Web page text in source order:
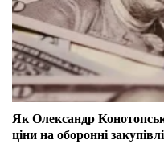
Як Олександр
ціни на оборонні